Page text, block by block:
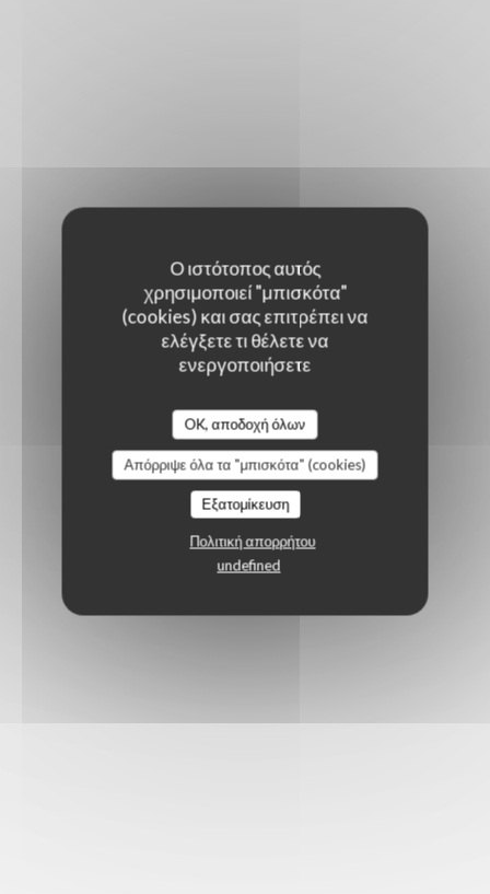
Ο ιστότοπος αυτός
χρησιμοποιεί "μπισκότα"
(cookies) και σας επιτρέπει να
ελέγξετε τι θέλετε να
ενεργοποιήσετε
OK, αποδοχή όλων
Απόρριψε όλα τα "μπισκότα" (cookies)
Εξατομίκευση
Πολιτική απορρήτου
undefined